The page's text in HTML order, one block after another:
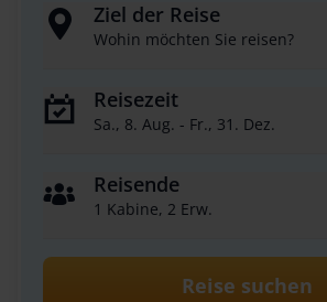
Ziel der Reise
Wohin möchten Sie reisen?
Reisezeit
Sa., 8. Aug. - Fr., 31. Dez.
Reisende
1 Kabine, 2 Erw.
Reise suchen